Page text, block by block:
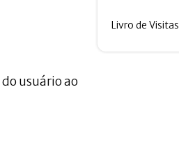
usuário ao
Livro de Visitas